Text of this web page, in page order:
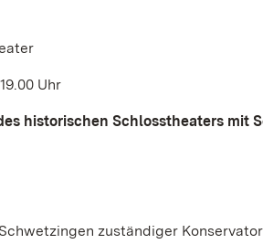
Uhr
historischen Schlosstheaters mit
zuständiger